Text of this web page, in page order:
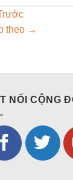
theo →
NỐI CỘNG